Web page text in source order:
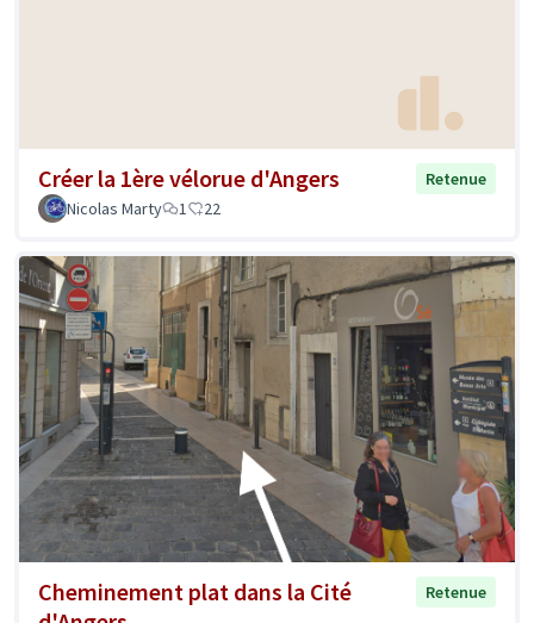
Créer la 1ère vélorue d'Angers
Retenue
Nicolas Marty
1 22
Cheminement plat dans la Cité
Retenue